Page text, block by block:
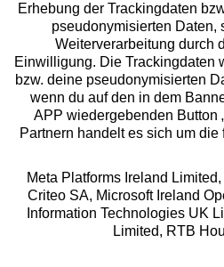
Über uns
Rechtliches
Alle Preise inkl. MwSt., zzgl.
Versandkosten
** Bonität vorausgesetzt, berechtigt zur
Erhebung der Trackingdaten
pseudonymisierten Daten,
Weiterverarbeitung durch
Einwilligung. Die Trackingdaten
bzw. deine pseudonymisierten
wenn du auf den in dem
APP wiedergebenden Button
Partnern handelt es sich um
Meta Platforms Ireland
Criteo SA, Microsoft Ireland
Information Technologies UK
Limited, RTB